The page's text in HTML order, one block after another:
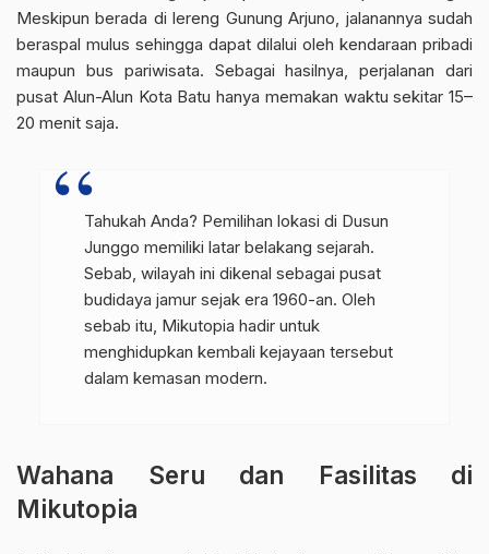
Meskipun berada di lereng Gunung Arjuno, jalanannya sudah
beraspal mulus sehingga dapat dilalui oleh kendaraan pribadi
maupun bus pariwisata. Sebagai hasilnya, perjalanan dari
pusat Alun-Alun Kota Batu hanya memakan waktu sekitar 15–
20 menit saja.
Tahukah Anda? Pemilihan lokasi di Dusun
Junggo memiliki latar belakang sejarah.
Sebab, wilayah ini dikenal sebagai pusat
budidaya jamur sejak era 1960-an. Oleh
sebab itu, Mikutopia hadir untuk
menghidupkan kembali kejayaan tersebut
dalam kemasan modern.
Wahana Seru dan Fasilitas di
Mikutopia